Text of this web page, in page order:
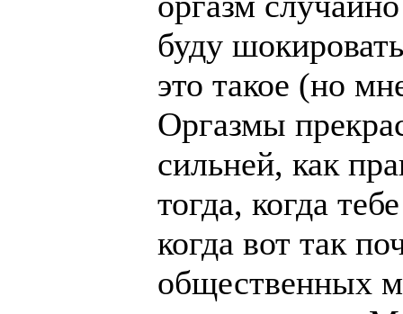
буду
это такое (но
Оргазмы
сильней, как
тогда, когда
когда вот так
общественных